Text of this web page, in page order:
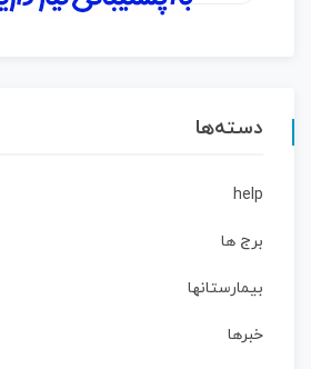
دسته‌ها
help
برج ها
بیمارستانها
خبرها